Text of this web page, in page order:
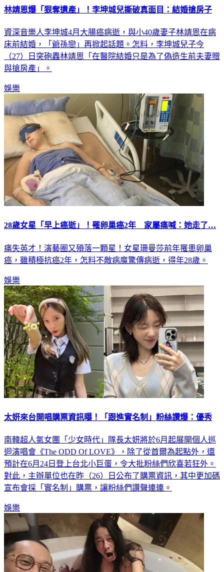
林靖恩爆「狠奪遺產」！李坤城兒撕破真面目：結婚搶房子
資深音樂人李坤城4月大腸癌病逝，與小40歲妻子林靖恩在病
床前結婚，「爺孫戀」再掀起話題。怎料，李坤城兒子今
（27）日突砲轟林靖恩「在醫院結婚只是為了偽造生前夫妻贈
與搶房產」。
娛樂
28歲女星「早上癌逝」！罹卵巢癌2年 家屬痛喊：她走了…
痛失英才！演藝圈又殞落一顆星！女星珊曼莎前年罹患卵巢
癌，雖積極抗癌2年，怎料不敵病魔驚傳病逝，得年28歲。
娛樂
太妍來台開唱購票資訊曝！「跟進實名制」粉絲讚爆：優秀
南韓超人氣女團「少女時代」隊長太妍將於6月起展開個人巡
迴演唱會《The ODD Of LOVE》，除了從首爾為起點外，還
預計在6月24日登上台北小巨蛋，令大批粉絲們欣喜若狂外。
對此，主辦單位也在昨（26）日公布了購票資訊，其中更加碼
宣布會採「實名制」購票，讓粉絲們讚聲連連。
娛樂